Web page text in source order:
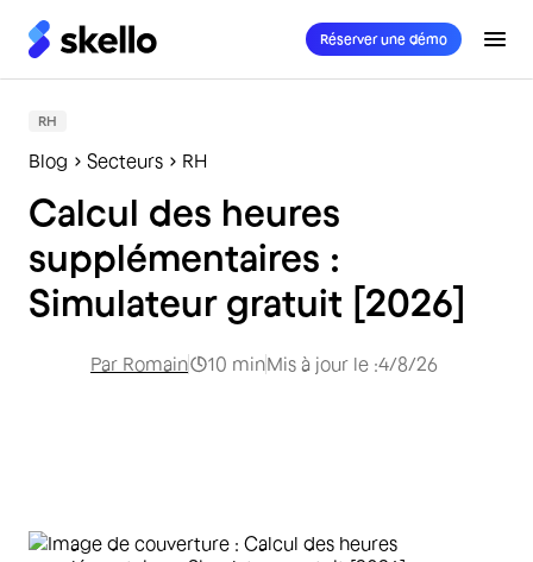
Réserver une démo
RH
Blog Secteurs RH
Calcul des heures
supplémentaires :
Simulateur gratuit [2026]
Par Romain 10 minMis à jour le :4/8/26